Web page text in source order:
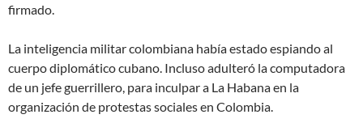
firmado.
La inteligencia militar colombiana había estado espiando al
cuerpo diplomático cubano. Incluso adulteró la computadora
de un jefe guerrillero, para inculpar a La Habana en la
organización de protestas sociales en Colombia.